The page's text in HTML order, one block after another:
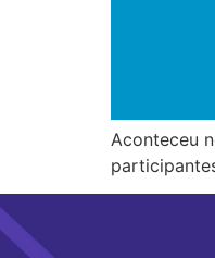
Aconteceu